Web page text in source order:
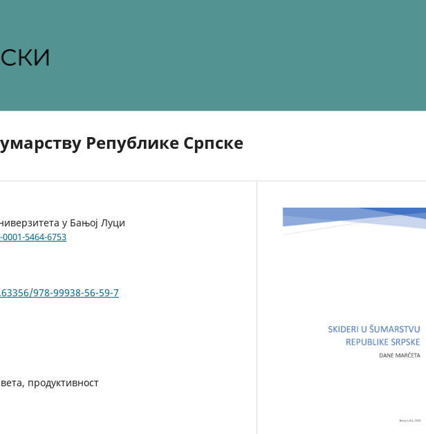
Републике Српске
у Бањој Луци
5464-6753
978-99938-56-59-7
продуктивност